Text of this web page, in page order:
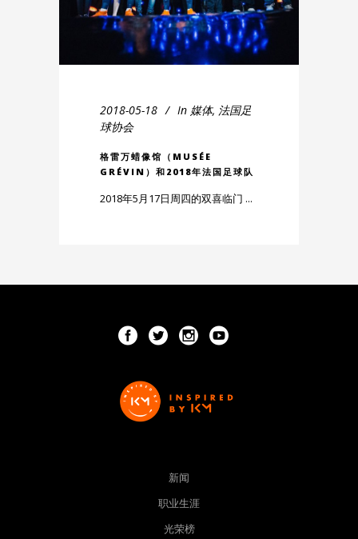
2018-05-18 In 媒体, 法国足
球协会
格雷万蜡像馆（MUSÉE
GRÉVIN）和2018年法国足球队
2018年5月17日周四的双喜临门 ...
新闻
职业生涯
光荣榜